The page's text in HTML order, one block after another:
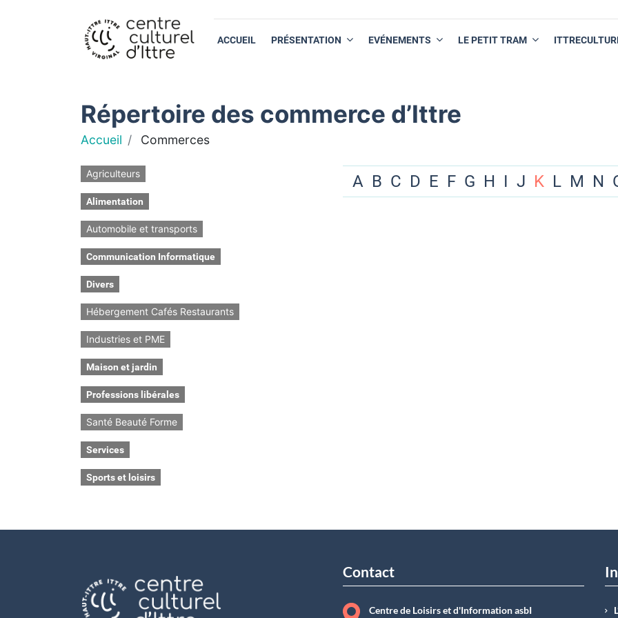
ACCUEIL PRÉSENTATION EVÉNEMENTS LE PETIT TRAM
Répertoire des commerce d’Ittre
Accueil Commerces
Agriculteurs
Alimentation
Automobile et transports
Communication Informatique
Divers
Hébergement Cafés Restaurants
Industries et PME
Maison et jardin
Professions libérales
Santé Beauté Forme
Services
Sports et loisirs
A B C D E F G H I J K L M N
Contact
Centre de Loisirs et d'Information asbI